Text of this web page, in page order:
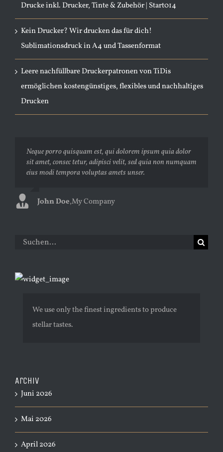
Drucke inkl. Drucker, Tinte & Zubehör | Start014
Kein Drucker? Wir drucken das für dich!
Sublimationsdruck in A4 und Tassenformat
Leere nachfüllbare Druckerpatronen von TiDis
ermöglichen kostengünstiges, flexibles und nachhaltiges
Drucken
Neque porro quisquam est, qui dolorem ipsum quia dolor
sit amet, consec tetur, adipisci velit, sed quia non numquam
eius modi tempora voluptas amets unser.
John Doe,My Company
Aliquam erat volutpat. Quisque at est id ligula facilisis
laoreet eget pulvinar nibh. Suspendisse at ultrices dui.
Curabitur ac felis arcu sadips ipsums fugiats nemis.
Luke Beck,Theme Fusion
Suche
We use only the finest ingredients to produce
stellar tastes.
Archiv
Juni 2026
Mai 2026
April 2026